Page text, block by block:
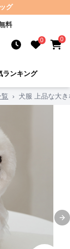
グ
料
0 0
ランキング
› 犬服 上品な大